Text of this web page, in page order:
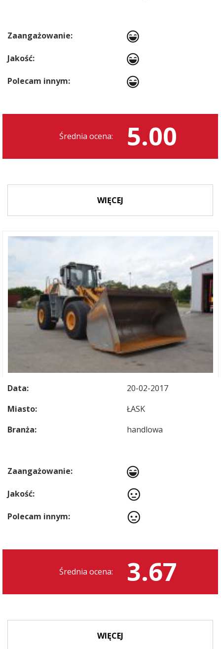
Zaangażowanie:
Jakość:
Polecam innym:
Średnia ocena: 5.00
WIĘCEJ
Data:
20-02-2017
Miasto:
ŁASK
Branża:
handlowa
Zaangażowanie:
Jakość:
Polecam innym:
Średnia ocena: 3.67
WIĘCEJ